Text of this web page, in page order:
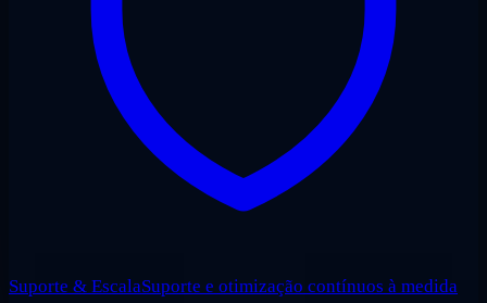
Suporte & EscalaSuporte e otimização contínuos à medida